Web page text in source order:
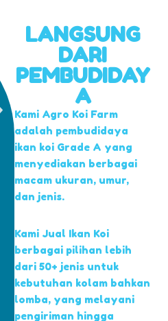
LANGSUNG
DARI
PEMBUDIDAY
A
Kami Agro Koi Farm
adalah pembudidaya
ikan koi Grade A yang
menyediakan berbagai
macam ukuran, umur,
dan jenis.
Kami Jual Ikan Koi
berbagai pilihan lebih
dari 50+ jenis untuk
kebutuhan kolam bahkan
lomba, yang melayani
pengiriman hingga